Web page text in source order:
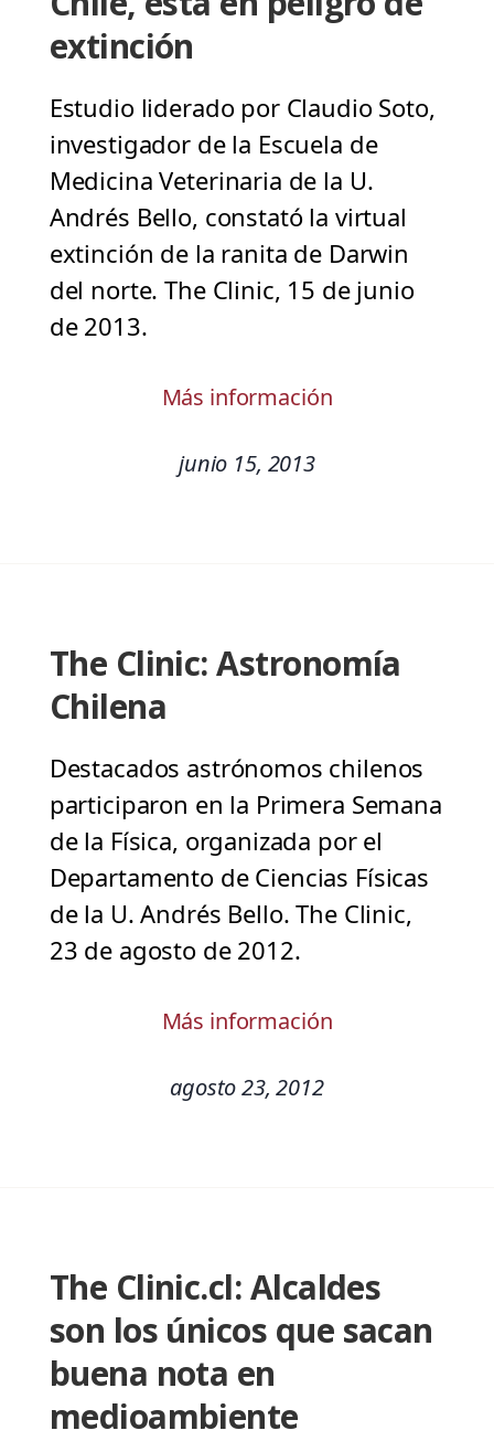
extinción
Estudio liderado por Claudio Soto,
investigador de la Escuela de
Medicina Veterinaria de la U.
Andrés Bello, constató la virtual
extinción de la ranita de Darwin
del norte. The Clinic, 15 de junio
de 2013.
Más información
junio 15, 2013
The Clinic: Astronomía
Chilena
Destacados astrónomos chilenos
participaron en la Primera Semana
de la Física, organizada por el
Departamento de Ciencias Físicas
de la U. Andrés Bello. The Clinic,
23 de agosto de 2012.
Más información
agosto 23, 2012
The Clinic.cl: Alcaldes
son los únicos que sacan
buena nota en
medioambiente